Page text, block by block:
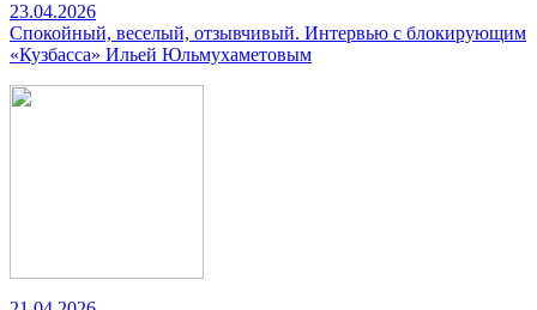
23.04.2026
Спокойный, веселый, отзывчивый. Интервью с блокирующим
«Кузбасса» Ильей Юльмухаметовым